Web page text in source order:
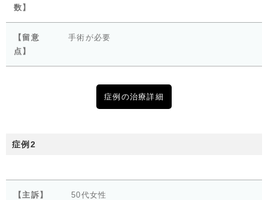
数】
【留意
点】
手術が必要
症例の治療詳細
症例2
【主訴】
50代女性